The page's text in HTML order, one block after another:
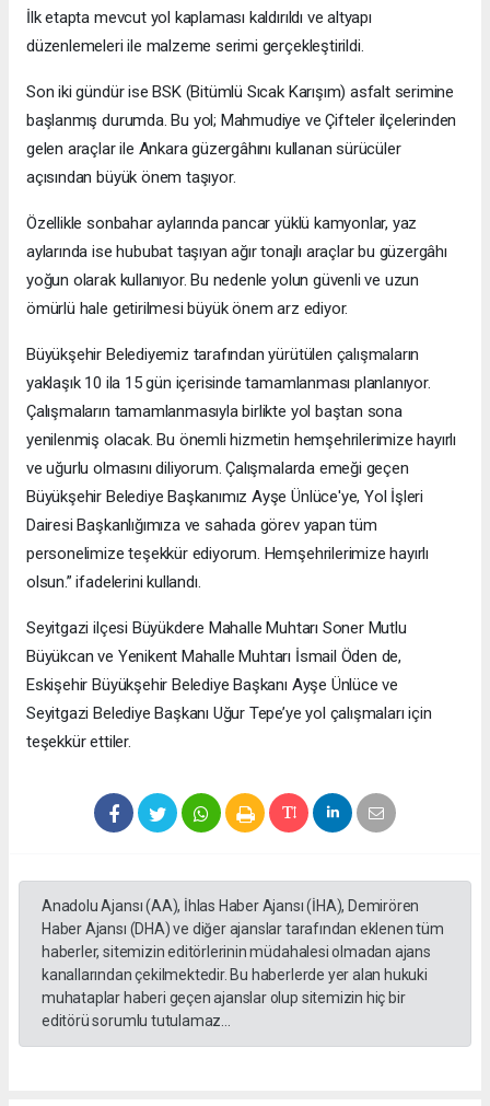
İlk etapta mevcut yol kaplaması kaldırıldı ve altyapı
düzenlemeleri ile malzeme serimi gerçekleştirildi.
Son iki gündür ise BSK (Bitümlü Sıcak Karışım) asfalt serimine
başlanmış durumda. Bu yol; Mahmudiye ve Çifteler ilçelerinden
gelen araçlar ile Ankara güzergâhını kullanan sürücüler
açısından büyük önem taşıyor.
Özellikle sonbahar aylarında pancar yüklü kamyonlar, yaz
aylarında ise hububat taşıyan ağır tonajlı araçlar bu güzergâhı
yoğun olarak kullanıyor. Bu nedenle yolun güvenli ve uzun
ömürlü hale getirilmesi büyük önem arz ediyor.
Büyükşehir Belediyemiz tarafından yürütülen çalışmaların
yaklaşık 10 ila 15 gün içerisinde tamamlanması planlanıyor.
Çalışmaların tamamlanmasıyla birlikte yol baştan sona
yenilenmiş olacak. Bu önemli hizmetin hemşehrilerimize hayırlı
ve uğurlu olmasını diliyorum. Çalışmalarda emeği geçen
Büyükşehir Belediye Başkanımız Ayşe Ünlüce'ye, Yol İşleri
Dairesi Başkanlığımıza ve sahada görev yapan tüm
personelimize teşekkür ediyorum. Hemşehrilerimize hayırlı
olsun.” ifadelerini kullandı.
Seyitgazi ilçesi Büyükdere Mahalle Muhtarı Soner Mutlu
Büyükcan ve Yenikent Mahalle Muhtarı İsmail Öden de,
Eskişehir Büyükşehir Belediye Başkanı Ayşe Ünlüce ve
Seyitgazi Belediye Başkanı Uğur Tepe’ye yol çalışmaları için
teşekkür ettiler.
Anadolu Ajansı (AA), İhlas Haber Ajansı (İHA), Demirören
Haber Ajansı (DHA) ve diğer ajanslar tarafından eklenen tüm
haberler, sitemizin editörlerinin müdahalesi olmadan ajans
kanallarından çekilmektedir. Bu haberlerde yer alan hukuki
muhataplar haberi geçen ajanslar olup sitemizin hiç bir
editörü sorumlu tutulamaz...